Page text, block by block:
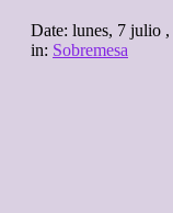
Date: lunes, 7 julio
in: Sobremesa